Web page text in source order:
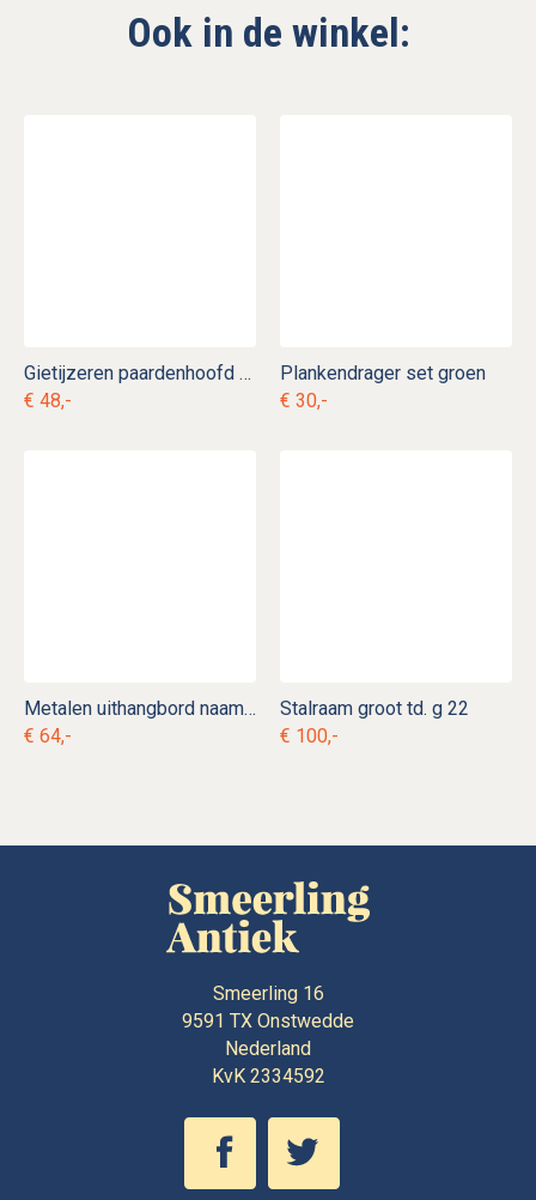
Ook in de winkel:
Gietijzeren paardenhoofd handdoekhanger
€ 48,-
Plankendrager set groen
€ 30,-
Metalen uithangbord naambord
€ 64,-
Stalraam groot td. g 22
€ 100,-
Smeerling 16
9591 TX Onstwedde
Nederland
KvK 2334592